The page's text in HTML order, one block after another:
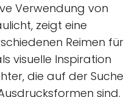
Verwendung von
zeigt eine
Reimen für
visuelle Inspiration
die auf der Suche
sind.